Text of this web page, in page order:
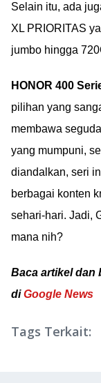
Selain itu, ada
XL PRIORITAS
jumbo hingga
HONOR 400
pilihan yang
membawa
yang mumpuni,
diandalkan, seri
berbagai konten
sehari-hari. Jadi,
mana nih?
Baca artikel dan
diGoogle News
Tags Terkait: